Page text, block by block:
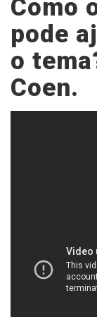
Como
pode
o
Coen.